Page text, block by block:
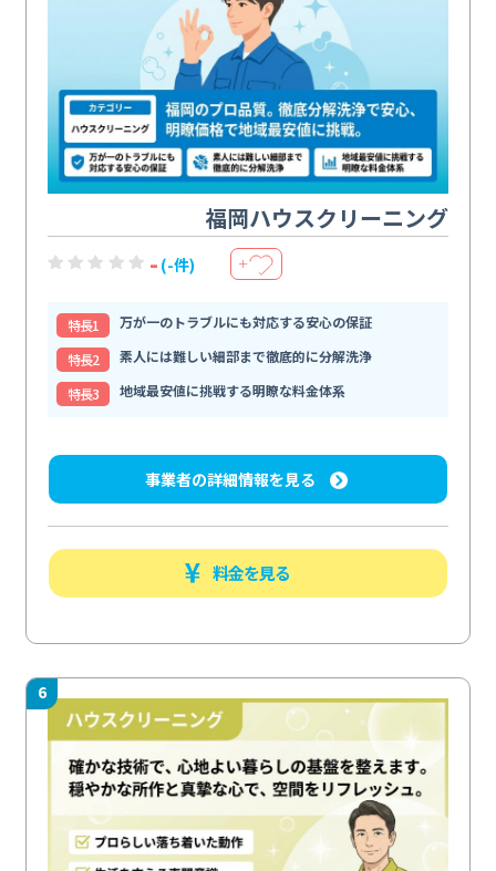
福岡ハウスクリーニング
- (-件) ＋
特⻑1
万が一のトラブルにも対応する安心の保証
特⻑2
素人には難しい細部まで徹底的に分解洗浄
特⻑3
地域最安値に挑戦する明瞭な料金体系
事業者の詳細情報を見る
料金を見る
6